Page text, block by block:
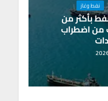
نفط وغاز
بأكثر من
من اضطراب